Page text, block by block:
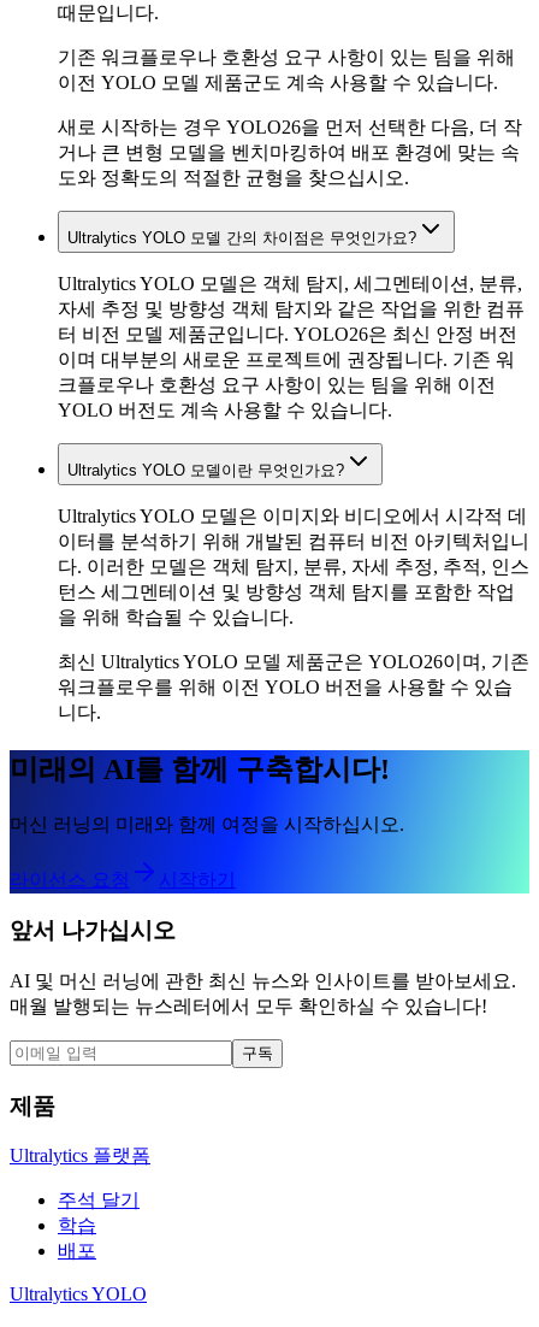
때문입니다.
기존 워크플로우나 호환성 요구 사항이 있는 팀을 위해
이전 YOLO 모델 제품군도 계속 사용할 수 있습니다.
새로 시작하는 경우 YOLO26을 먼저 선택한 다음, 더 작
거나 큰 변형 모델을 벤치마킹하여 배포 환경에 맞는 속
도와 정확도의 적절한 균형을 찾으십시오.
Ultralytics YOLO 모델 간의 차이점은 무엇인가요?
Ultralytics YOLO 모델은 객체 탐지, 세그멘테이션, 분류,
자세 추정 및 방향성 객체 탐지와 같은 작업을 위한 컴퓨
터 비전 모델 제품군입니다. YOLO26은 최신 안정 버전
이며 대부분의 새로운 프로젝트에 권장됩니다. 기존 워
크플로우나 호환성 요구 사항이 있는 팀을 위해 이전
YOLO 버전도 계속 사용할 수 있습니다.
Ultralytics YOLO 모델이란 무엇인가요?
Ultralytics YOLO 모델은 이미지와 비디오에서 시각적 데
이터를 분석하기 위해 개발된 컴퓨터 비전 아키텍처입니
다. 이러한 모델은 객체 탐지, 분류, 자세 추정, 추적, 인스
턴스 세그멘테이션 및 방향성 객체 탐지를 포함한 작업
을 위해 학습될 수 있습니다.
최신 Ultralytics YOLO 모델 제품군은 YOLO26이며, 기존
워크플로우를 위해 이전 YOLO 버전을 사용할 수 있습
니다.
미래의 AI를 함께 구축합시다!
머신 러닝의 미래와 함께 여정을 시작하십시오.
라이선스 요청 시작하기
앞서 나가십시오
AI 및 머신 러닝에 관한 최신 뉴스와 인사이트를 받아보세요.
매월 발행되는 뉴스레터에서 모두 확인하실 수 있습니다!
구독
제품
Ultralytics 플랫폼
주석 달기
학습
배포
Ultralytics YOLO